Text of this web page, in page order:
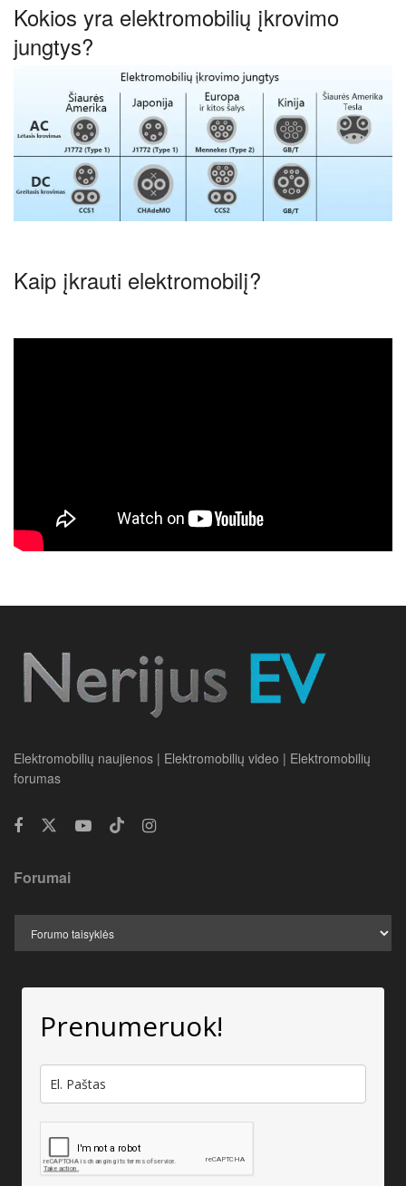
Kokios yra elektromobilių įkrovimo
jungtys?
Kaip įkrauti elektromobilį?
Elektromobilių naujienos | Elektromobilių video | Elektromobilių
forumas
Forumai
Prenumeruok!